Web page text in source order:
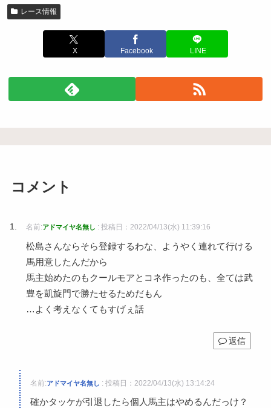
レース情報
X Facebook LINE
コメント
名前:アドマイヤ名無し : 投稿日：2022/04/13(水) 11:39:16
松島さんならそら登録するわな、ようやく連れて行ける
馬用意したんだから
馬主始めたのもクールモアとコネ作ったのも、全ては武
豊を凱旋門で勝たせるためだもん
…よく考えなくてもすげぇ話
返信
名前:アドマイヤ名無し : 投稿日：2022/04/13(水) 13:14:24
確かタッケが引退したら個人馬主はやめるんだっけ？